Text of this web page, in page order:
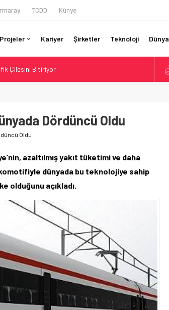
TCDD Künye
Projeler Kariyer Şirketler Teknoloji Dünya
Çilesini Bitiriyor
Anlaşmasını 2031’e Kadar Tamamlayacak
Zamanında Tahliye Faciayı Önledi
Başladı
Dördüncü Oldu
Oldu
azaltılmış yakıt tüketimi ve daha
dünyada bu teknolojiye sahip
olduğunu açıkladı.